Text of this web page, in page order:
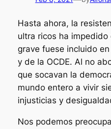
Hasta ahora, la
ultra ricos ha
grave fuese incluido
y de la OCDE. Al no
que socavan la
mundo entero a vivir
injusticias y
Nos podemos